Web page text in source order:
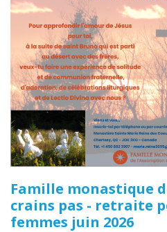
Famille monastique
crains pas - retraite
femmes juin 2026